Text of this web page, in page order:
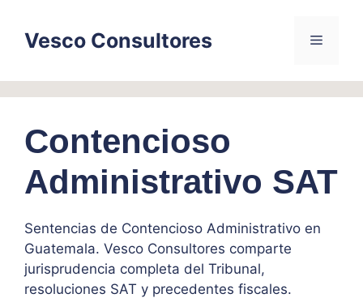
contentVesco Consultores Menu
Contencioso
Administrativo SAT
Sentencias de Contencioso Administrativo en
Guatemala. Vesco Consultores comparte
jurisprudencia completa del Tribunal,
resoluciones SAT y precedentes fiscales.